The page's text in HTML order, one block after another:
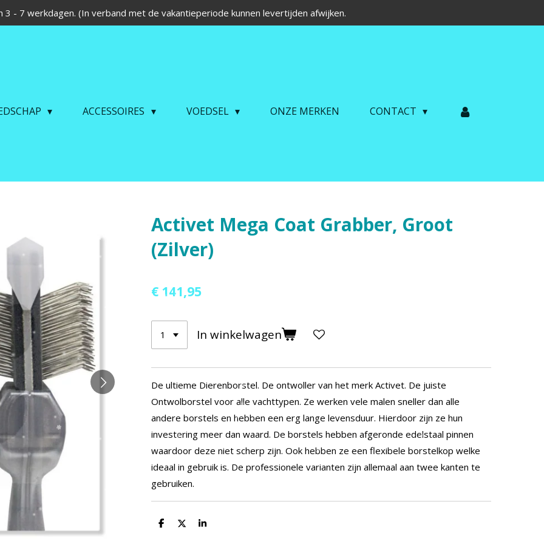
3 - 7 werkdagen. (In verband met de vakantieperiode kunnen levertijden afwijken.
ACCESSOIRES VOEDSEL ONZE MERKEN CONTACT
Activet Mega Coat Grabber, Groot
(Zilver)
€ 141,95
In winkelwagen
De ultieme Dierenborstel. De ontwoller van het merk Activet. De juiste
Ontwolborstel voor alle vachttypen. Ze werken vele malen sneller dan alle
andere borstels en hebben een erg lange levensduur. Hierdoor zijn ze hun
investering meer dan waard. De borstels hebben afgeronde edelstaal pinnen
waardoor deze niet scherp zijn. Ook hebben ze een flexibele borstelkop welke
ideaal in gebruik is. De professionele varianten zijn allemaal aan twee kanten te
gebruiken.
D
D
S